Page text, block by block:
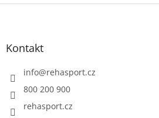
Z
Kontakt
info@rehasport.cz
800 200 900
rehasport.cz